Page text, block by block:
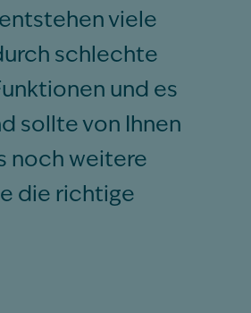
viele
schlechte
und es
sollte von Ihnen
noch weitere
die richtige